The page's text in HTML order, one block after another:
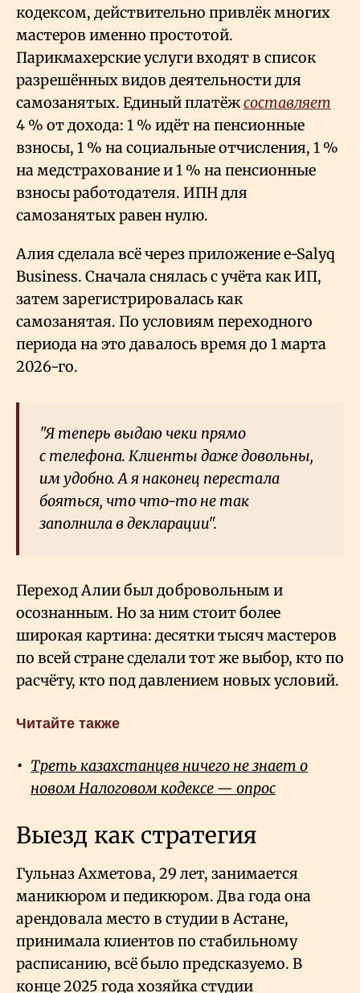
кодексом, действительно привлёк многих
мастеров именно простотой.
Парикмахерские услуги входят в список
разрешённых видов деятельности для
самозанятых. Единый платёжсоставляет
4 % от дохода: 1 % идёт на пенсионные
взносы, 1 % на социальные отчисления, 1 %
на медстрахование и 1 % на пенсионные
взносы работодателя. ИПН для
самозанятых равен нулю.
Алия сделала всё через приложение e-Salyq
Business. Сначала снялась с учёта как ИП,
затем зарегистрировалась как
самозанятая. По условиям переходного
периода на это давалось время до 1 марта
2026-го.
"Я теперь выдаю чеки прямо
с телефона. Клиенты даже довольны,
им удобно. А я наконец перестала
бояться, что что-то не так
заполнила в декларации".
Переход Алии был добровольным и
осознанным. Но за ним стоит более
широкая картина: десятки тысяч мастеров
по всей стране сделали тот же выбор, кто по
расчёту, кто под давлением новых условий.
Читайте также
Треть казахстанцев ничего не знает о
новом Налоговом кодексе — опрос
Выезд как стратегия
Гульназ Ахметова, 29 лет, занимается
маникюром и педикюром. Два года она
арендовала место в студии в Астане,
принимала клиентов по стабильному
расписанию, всё было предсказуемо. В
конце 2025 года хозяйка студии